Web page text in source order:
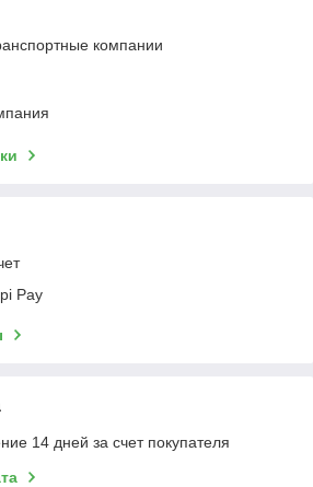
компании
Pay
14 дней за счет покупателя